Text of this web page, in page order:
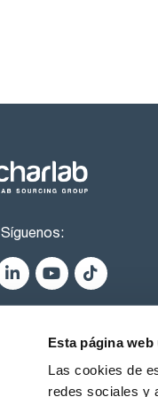
Esta página
Las cookies de
redes sociales y
Síguenos: